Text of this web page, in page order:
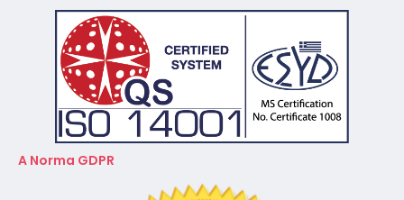
A Norma GDPR